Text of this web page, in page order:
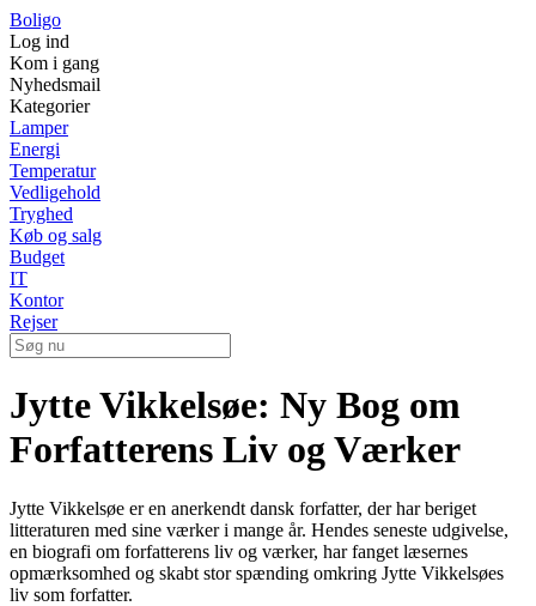
Boligo
Log ind
Kom i gang
Nyhedsmail
Kategorier
Lamper
Energi
Temperatur
Vedligehold
Tryghed
Køb og salg
Budget
IT
Kontor
Rejser
Jytte Vikkelsøe: Ny Bog om
Forfatterens Liv og Værker
Jytte Vikkelsøe er en anerkendt dansk forfatter, der har beriget
litteraturen med sine værker i mange år. Hendes seneste udgivelse,
en biografi om forfatterens liv og værker, har fanget læsernes
opmærksomhed og skabt stor spænding omkring Jytte Vikkelsøes
liv som forfatter.